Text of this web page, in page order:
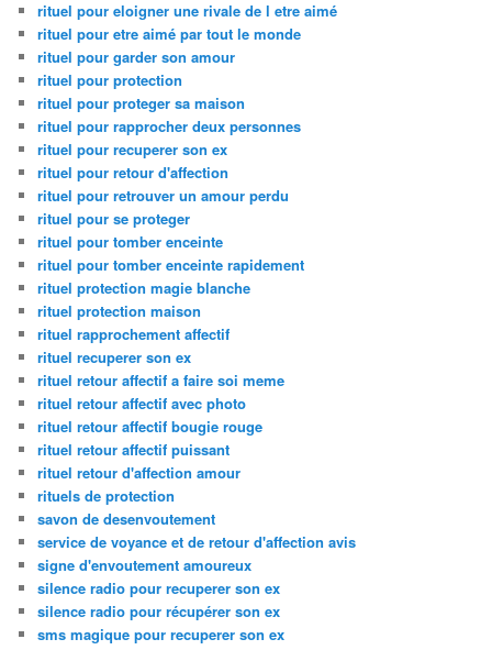
rituel pour eloigner une rivale de l etre aimé
rituel pour etre aimé par tout le monde
rituel pour garder son amour
rituel pour protection
rituel pour proteger sa maison
rituel pour rapprocher deux personnes
rituel pour recuperer son ex
rituel pour retour d'affection
rituel pour retrouver un amour perdu
rituel pour se proteger
rituel pour tomber enceinte
rituel pour tomber enceinte rapidement
rituel protection magie blanche
rituel protection maison
rituel rapprochement affectif
rituel recuperer son ex
rituel retour affectif a faire soi meme
rituel retour affectif avec photo
rituel retour affectif bougie rouge
rituel retour affectif puissant
rituel retour d'affection amour
rituels de protection
savon de desenvoutement
service de voyance et de retour d'affection avis
signe d'envoutement amoureux
silence radio pour recuperer son ex
silence radio pour récupérer son ex
sms magique pour recuperer son ex